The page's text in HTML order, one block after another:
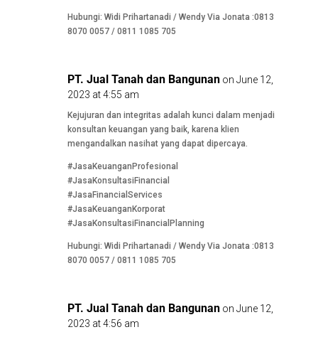
Hubungi: Widi Prihartanadi / Wendy Via Jonata :0813
8070 0057 / 0811 1085 705
PT. Jual Tanah dan Bangunan on June 12,
2023 at 4:55 am
Kejujuran dan integritas adalah kunci dalam menjadi
konsultan keuangan yang baik, karena klien
mengandalkan nasihat yang dapat dipercaya.
#JasaKeuanganProfesional
#JasaKonsultasiFinancial
#JasaFinancialServices
#JasaKeuanganKorporat
#JasaKonsultasiFinancialPlanning
Hubungi: Widi Prihartanadi / Wendy Via Jonata :0813
8070 0057 / 0811 1085 705
PT. Jual Tanah dan Bangunan on June 12,
2023 at 4:56 am